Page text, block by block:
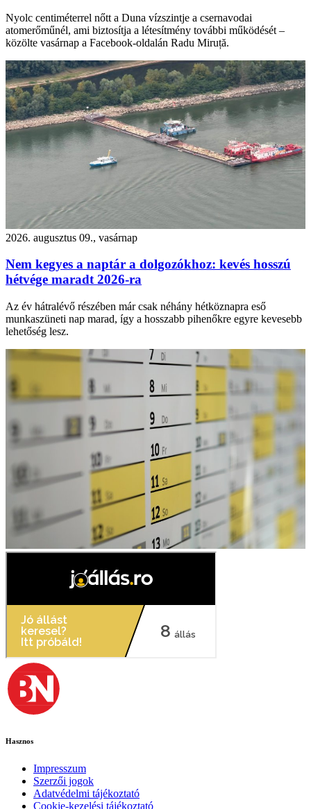
Nyolc centiméterrel nőtt a Duna vízszintje a csernavodai
atomerőműnél, ami biztosítja a létesítmény további működését –
közölte vasárnap a Facebook-oldalán Radu Miruță.
2026. augusztus 09., vasárnap
Nem kegyes a naptár a dolgozókhoz: kevés hosszú
hétvége maradt 2026-ra
Az év hátralévő részében már csak néhány hétköznapra eső
munkaszüneti nap marad, így a hosszabb pihenőkre egyre kevesebb
lehetőség lesz.
Hasznos
Impresszum
Szerzői jogok
Adatvédelmi tájékoztató
Cookie-kezelési tájékoztató